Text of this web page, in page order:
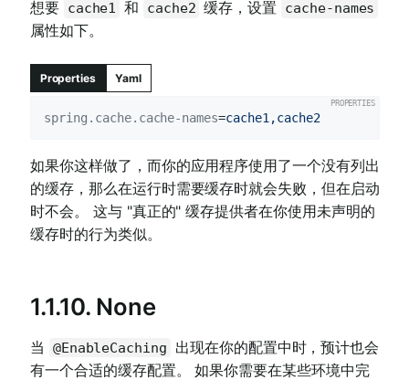
想要 cache1 和 cache2 缓存，设置 cache-names
属性如下。
Properties Yaml
spring.cache.cache-names=cache1,cache2
如果你这样做了，而你的应用程序使用了一个没有列出
的缓存，那么在运行时需要缓存时就会失败，但在启动
时不会。 这与 "真正的" 缓存提供者在你使用未声明的
缓存时的行为类似。
1.1.10. None
当 @EnableCaching
出现在你的配置中时，预计也会
有一个合适的缓存配置。 如果你需要在某些环境中完